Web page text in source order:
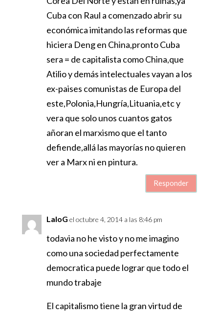
Cuba con Raul a comenzado abrir su
económica imitando las reformas que
hiciera Deng en China,pronto Cuba
sera = de capitalista como China,que
Atilio y demás intelectuales vayan a los
ex-paises comunistas de Europa del
este,Polonia,Hungría,Lituania,etc y
vera que solo unos cuantos gatos
añoran el marxismo que el tanto
defiende,allá las mayorías no quieren
ver a Marx ni en pintura.
Responder
LaloG el octubre 4, 2014 a las 8:46 pm
todavia no he visto y no me imagino
como una sociedad perfectamente
democratica puede lograr que todo el
mundo trabaje
El capitalismo tiene la gran virtud de